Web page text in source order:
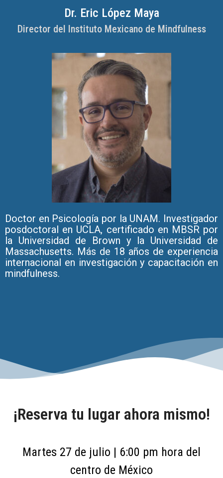
Dr. Eric López Maya
Director del Instituto Mexicano de Mindfulness
Doctor en Psicología por la UNAM. Investigador
posdoctoral en UCLA, certificado en MBSR por
la Universidad de Brown y la Universidad de
Massachusetts. Más de 18 años de experiencia
internacional en investigación y capacitación en
mindfulness.
¡Reserva tu lugar ahora mismo!
Martes 27 de julio | 6:00 pm hora del
centro de México